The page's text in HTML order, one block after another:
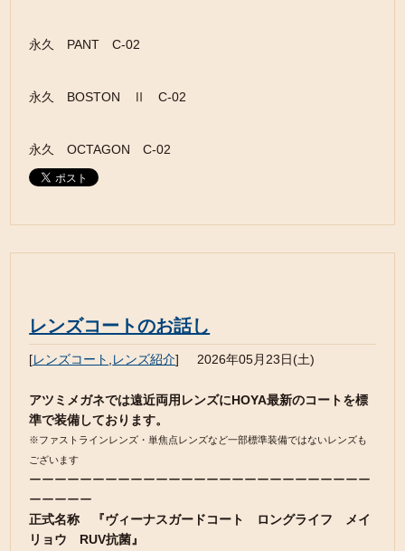
永久 PANT C-02
永久 BOSTON Ⅱ C-02
永久 OCTAGON C-02
レンズコートのお話し
[レンズコート ,レンズ紹介] 2026年05月23日(土)
アツミメガネでは遠近両用レンズにHOYA最新のコートを標
準で装備しております。
※ファストラインレンズ・単焦点レンズなど一部標準装備ではないレンズも
ございます
ーーーーーーーーーーーーーーーーーーーーーーーーーーー
ーーーーー
正式名称 『ヴィーナスガードコート ロングライフ メイ
リョウ RUV抗菌』